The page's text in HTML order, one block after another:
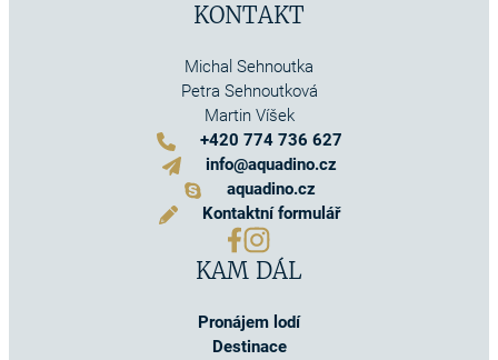
KONTAKT
Michal Sehnoutka
Petra Sehnoutková
Martin Víšek
+420 774 736 627
info@aquadino.cz
aquadino.cz
Kontaktní formulář
KAM DÁL
Pronájem lodí
Destinace